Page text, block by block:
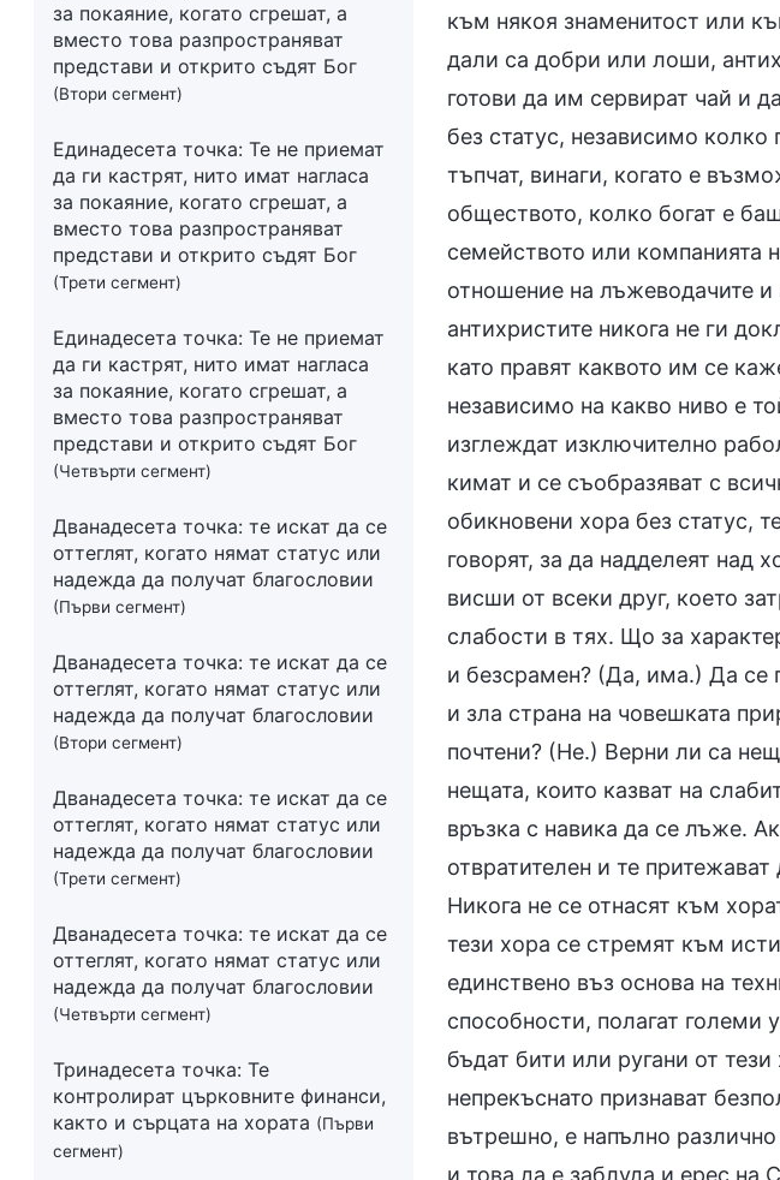
за покаяние, когато сгрешат, а
вместо това разпространяват
представи и открито съдят Бог
(Втори сегмент)
Единадесета точка: Те не приемат
да ги кастрят, нито имат нагласа
за покаяние, когато сгрешат, а
вместо това разпространяват
представи и открито съдят Бог
(Трети сегмент)
Единадесета точка: Те не приемат
да ги кастрят, нито имат нагласа
за покаяние, когато сгрешат, а
вместо това разпространяват
представи и открито съдят Бог
(Четвърти сегмент)
Дванадесета точка: те искат да се
оттеглят, когато нямат статус или
надежда да получат благословии
(Първи сегмент)
Дванадесета точка: те искат да се
оттеглят, когато нямат статус или
надежда да получат благословии
(Втори сегмент)
Дванадесета точка: те искат да се
оттеглят, когато нямат статус или
надежда да получат благословии
(Трети сегмент)
Дванадесета точка: те искат да се
оттеглят, когато нямат статус или
надежда да получат благословии
(Четвърти сегмент)
Тринадесета точка: Те
контролират църковните финанси,
както и сърцата на хората (Първи
сегмент)
към някоя знаменитост или
дали са добри или лоши,
готови да им сервират чай и
без статус, независимо
тъпчат, винаги, когато е
обществото, колко богат е
семейството или компанията
отношение на лъжеводачите и
антихристите никога не ги
като правят каквото им се
независимо на какво ниво е
изглеждат изключително
кимат и се съобразяват с
обикновени хора без статус,
говорят, за да надделеят над
висши от всеки друг, което
слабости в тях. Що за
и безсрамен? (Да, има.) Да се
и зла страна на човешката
почтени? (Не.) Верни ли са
нещата, които казват на
връзка с навика да се лъже.
отвратителен и те
Никога не се отнасят към
тези хора се стремят към
единствено въз основа на
способности, полагат големи
бъдат бити или ругани от
непрекъснато признават
вътрешно, е напълно
и това да е заблуда и ерес на